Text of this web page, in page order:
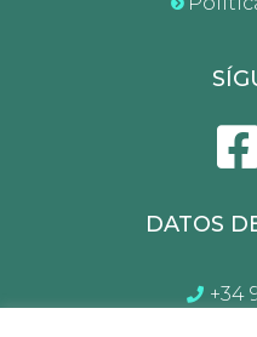
DATOS
+34